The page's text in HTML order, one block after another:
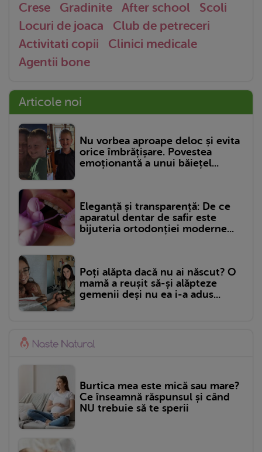
Crese Gradinite After school
Scoli
Locuri de joaca
Club de petreceri
Activitati copii
Clinici medicale
Agentii bone
Articole noi
Nu vorbea aproape deloc și evita
orice îmbrățișare. Povestea
emoționantă a unui băiețel...
Eleganță și transparență: De ce
aparatul dentar de safir este
bijuteria ortodonției moderne...
Poți alăpta dacă nu ai născut? O
mamă a reușit să-și alăpteze
gemenii deși nu ea i-a adus...
Burtica mea este mică sau mare?
Ce înseamnă răspunsul și când
NU trebuie să te sperii